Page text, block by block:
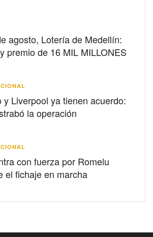
agosto, Lotería de Medellín:
premio de 16 MIL MILLONES
y Liverpool ya tienen acuerdo:
la operación
con fuerza por Romelu
el fichaje en marcha